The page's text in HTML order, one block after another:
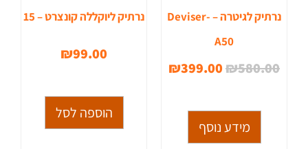
נרתיק לגיטרה – Deviser-
A50
₪580.00
₪399.00
מידע נוסף
נרתיק ליוקללה קונצרט – 15
₪99.00
הוספה לסל